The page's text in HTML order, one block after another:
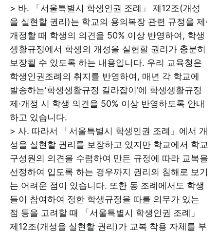
> 바. 「서울특별시 학생인권 조례」 제12조(개성
을 실현할 권리)는 학교의 용의복장 관련 규정을 제·
개정할 때 학생의 의견을 50% 이상 반영하여, 학생
생활규정에서 학생의 개성을 실현할 권리가 충분히
보장될 수 있도록 하는 내용입니다. 우리 교육청은
학생인권조례의 취지를 반영하여, 매년 각 학교에
발송하는‘학생생활규정 길라잡이’에 학생생활규정
제·개정 시 학생 의견을 50% 이상 반영하도록 안내
하고 있습니다.
> 사. 따라서 「서울특별시 학생인권 조례」에서 개
성을 실현할 권리를 보장하고 있지만 학교에서 학교
구성원의 의견을 수렴하여 만든 규정에 따라 교복을
선정하여 입도록 하는 경우까지 권리의 침해로 보기
는 어려운 점이 있습니다. 또한 동 조례에서도 학생
들이 참여하여 정한 학생규정을 따를 의무가 있는
점 등을 고려할 때 「서울특별시 학생인권 조례」
제12조(개성을 실현할 권리)가 교복 착용 자체를 부